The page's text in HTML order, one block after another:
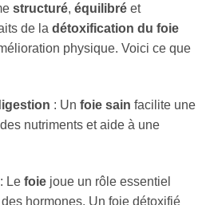
structuré, équilibré et
de la détoxification du foie
physique. Voici ce que
: Un foie sain facilite une
nutriments et aide à une
: Le foiejoue un rôle essentiel
hormones. Un foie détoxifié